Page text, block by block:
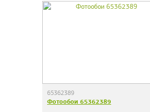
65362389
Фотообои 65362389